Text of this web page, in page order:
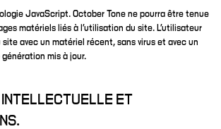
JavaScript. October Tone ne pourra être tenue
matériels liés à l’utilisation du site. L’utilisateur
site avec un matériel récent, sans virus et avec un
mis à jour.
ET